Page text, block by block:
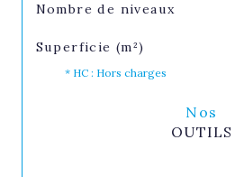
Nombre de niveaux
Superficie (m²)
* HC : Hors charges
Nos
OUTILS